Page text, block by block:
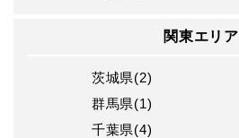
関東エリア
茨城県(2)
群馬県(1)
千葉県(4)